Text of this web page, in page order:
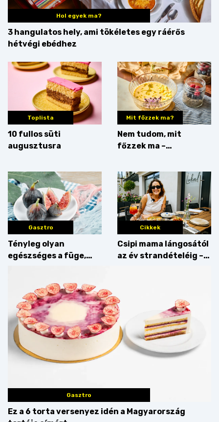
Hol egyek ma?
3 hangulatos hely, ami tökéletes egy ráérős
hétvégi ebédhez
Toplista
10 fullos süti
augusztusra
Mit főzzek ma?
Nem tudom, mit
főzzek ma –
Gasztro
Tényleg olyan
egészséges a füge,
Cikkek
Csipi mama lángosától
az év strandételéig –
Gasztro
Ez a 6 torta versenyez idén a Magyarország